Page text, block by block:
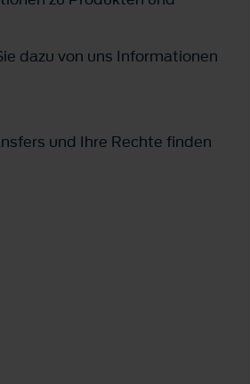
dazu von uns Informationen
und Ihre Rechte finden